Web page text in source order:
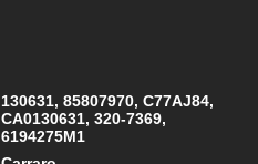
130631, 85807970, C77AJ84,
CA0130631, 320-7369,
6194275M1